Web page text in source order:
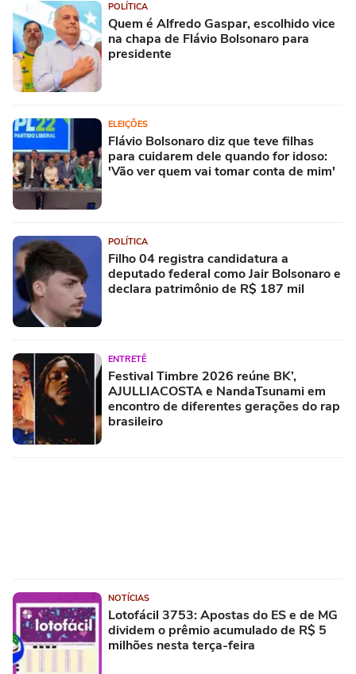
POLÍTICA
Quem é Alfredo Gaspar, escolhido vice
na chapa de Flávio Bolsonaro para
presidente
ELEIÇÕES
Flávio Bolsonaro diz que teve filhas
para cuidarem dele quando for idoso:
'Vão ver quem vai tomar conta de mim'
POLÍTICA
Filho 04 registra candidatura a
deputado federal como Jair Bolsonaro e
declara patrimônio de R$ 187 mil
ENTRETÊ
Festival Timbre 2026 reúne BK’,
AJULLIACOSTA e NandaTsunami em
encontro de diferentes gerações do rap
brasileiro
NOTÍCIAS
Lotofácil 3753: Apostas do ES e de MG
dividem o prêmio acumulado de R$ 5
milhões nesta terça-feira